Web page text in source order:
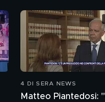
4 DI SERA NEWS
Matteo Piantedosi: